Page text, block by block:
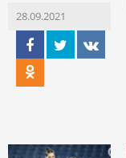
28.09.2021